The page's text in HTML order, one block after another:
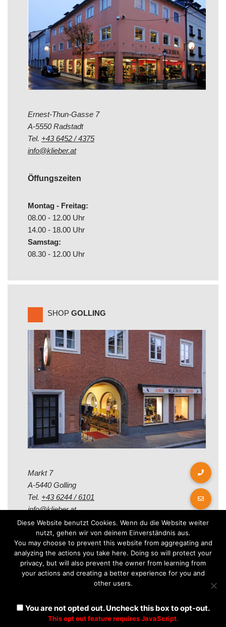
Ernest-Thun-Gasse 7
A-5550 Radstadt
Tel. +43 6452 / 4375
info@klieber.at
Öffungszeiten
Montag - Freitag:
08.00 - 12.00 Uhr
14.00 - 18.00 Uhr
Samstag:
08.30 - 12.00 Uhr
SHOP GOLLING
Markt 7
A-5440 Golling
Tel. +43 6244 / 6101
info@klieber.at
Öffungszeiten
Montag - Freitag:
08.00 - 12.00 Uhr
08.30 - 12.30 Uhr
Diese Website benutzt Cookies. Wenn du die Website weiter
nutzt, gehen wir von deinem Einverständnis aus.
You may choose to prevent this website from aggregating and
analyzing the actions you take here. Doing so will protect your
privacy, but will also prevent the owner from learning from
your actions and creating a better experience for you and
other users.
You are not opted out. Uncheck this box to opt-out.
This opt out feature requires JavaScript.